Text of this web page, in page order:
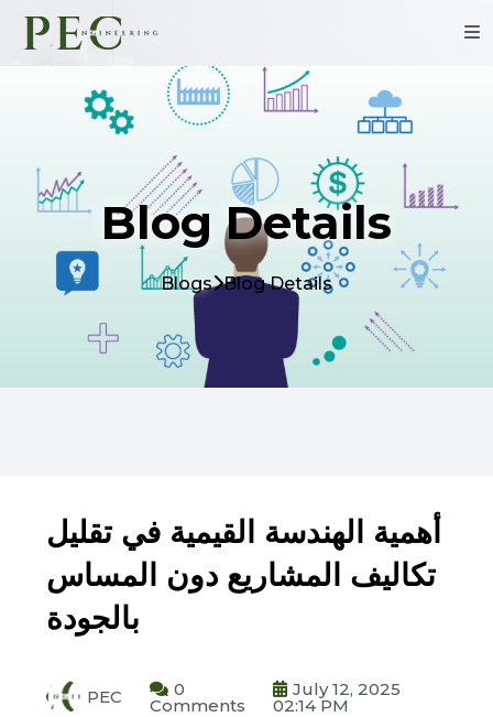
Blog Details
Blogs Blog Details
أهمية الهندسة القيمية في تقليل
تكاليف المشاريع دون المساس
بالجودة
PEC 0
Comments
July 12, 2025
02:14 PM